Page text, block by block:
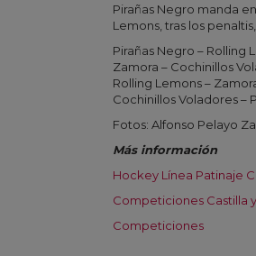
Pirañas Negro manda
Lemons, tras los
Pirañas Negro – Rolling
Zamora – Cochinillos
Rolling Lemons –
Cochinillos Voladores –
Fotos: Alfonso Pelayo
Más información
Hockey Línea Patinaje
Competiciones Castilla
Competiciones